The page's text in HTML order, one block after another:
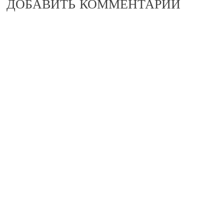
ДОБАВИТЬ КОММЕНТАРИЙ